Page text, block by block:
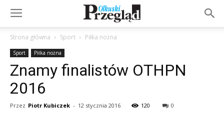
Strona główna Sport Piłka nożna
Sport Piłka nożna
Znamy finalistów OTHPN
2016
Przez Piotr Kubiczek - 12 stycznia 2016 120 0